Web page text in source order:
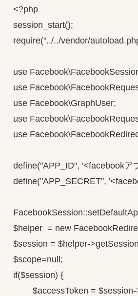
<?php
session_start();
require("../../vendor/
use
use
use Facebook\GraphUser;
use
use
define("APP_ID", '<facebookア
define("APP_SECRET",
$helper  = new
$session = $helper-
$scope=null;
if($session) {
$accessToken =